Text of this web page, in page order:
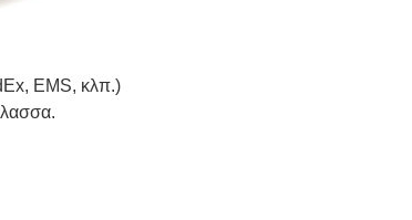
EMS, κλπ.)